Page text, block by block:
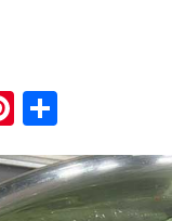
Pi
er
e